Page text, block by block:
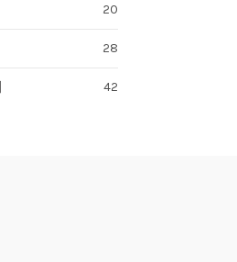
20
28
42